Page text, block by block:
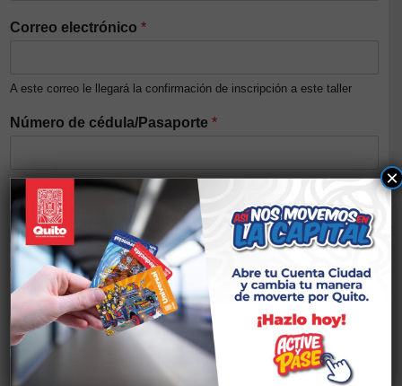
Correo electrónico *
A este correo le llegará la confirmación de inscripción a este taller
Número de cédula/Pasaporte *
Nivel de ingresos del núcleo familiar (Opcional)
Género*
Auto identificación étnica*
×